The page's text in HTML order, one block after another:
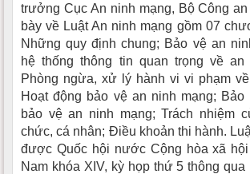
trưởng Cục An ninh mạng, Bộ Công
bày về Luật An ninh mạng gồm 07
Những quy định chung; Bảo vệ an
hệ thống thông tin quan trọng về an
Phòng ngừa, xử lý hành vi vi phạm
Hoạt động bảo vệ an ninh mạng; Bảo
bảo vệ an ninh mạng; Trách nhiệm
chức, cá nhân; Điều khoản thi hành.
được Quốc hội nước Cộng hòa xã
Nam khóa XIV, kỳ họp thứ 5 thông qua